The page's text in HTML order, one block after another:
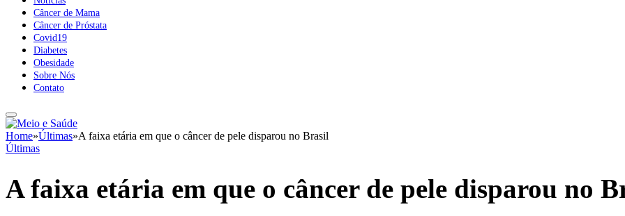
Câncer de Mama
Câncer de Próstata
Covid19
Diabetes
Obesidade
Sobre Nós
Contato
Home»Últimas»A faixa etária em que o câncer de pele disparou no Brasil
Últimas
A faixa etária em que o câncer de pele disparou no